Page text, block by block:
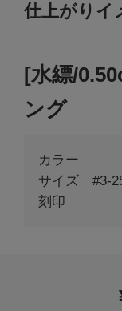
仕上がりイ
[水縹/
ング
カラー
サイズ #3-
刻印